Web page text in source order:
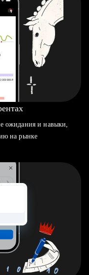
ожидания и навыки,
на рынке